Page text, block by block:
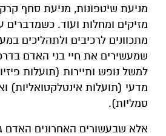
מניעת שיטפונות, מניעת סחף
מזיקים ומחלות ועוד. כשמדברים
מתכוונים לרכיבים ולתהליכים
שמעשירים את חיי בני האדם
למשל נופש ותיירות (תועלות
מדעי (תועלות אינטלקטואליות)
סמליות).
אלא שבעשורים האחרונים האדם